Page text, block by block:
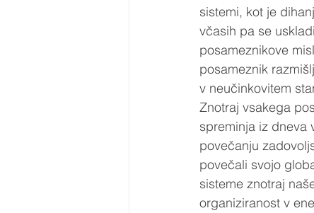
sistemi, kot je
včasih pa se
posameznikove
posameznik
v neučinkovitem
Znotraj vsakega
spreminja iz dneva
povečanju
povečali svojo
sisteme znotraj
organiziranost v